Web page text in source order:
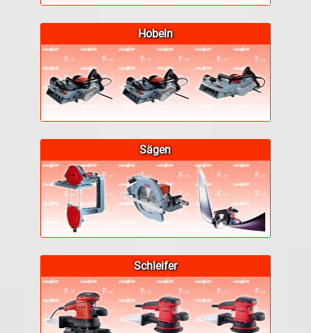
Hobeln
Sägen
Schleifer